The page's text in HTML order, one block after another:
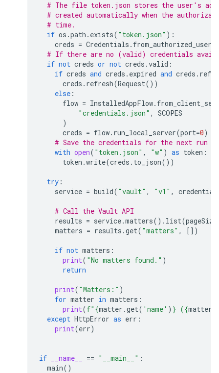
# The file token.json stores the user's
# created automatically when the
# time.
if os .path . exists( "token.json" ):
creds = Credentials .
# If there are no (valid) credentials
if not creds or not creds .valid :
if creds and creds . expired and creds .
creds . refresh(Request())
else :
flow = InstalledAppFlow.
"credentials.json" ,
SCOPES
)
creds = flow. run_local_server(port=0)
# Save the credentials for the next run
with open( "token.json" , "w" ) as token :
token .write(creds . to_json())
try :
service = build( "vault" , "v1" ,
# Call the Vault API
results = service.matters() . list(pageSize
matters = results .get( "matters" , [])
if not matters :
print( "No matters found." )
return
print( "Matters:" )
for matter in matters :
print(f" {matter .get( 'name' ) } ({matter
except HttpError as err :
print(err)
if __name__ == "__main__" :
main()